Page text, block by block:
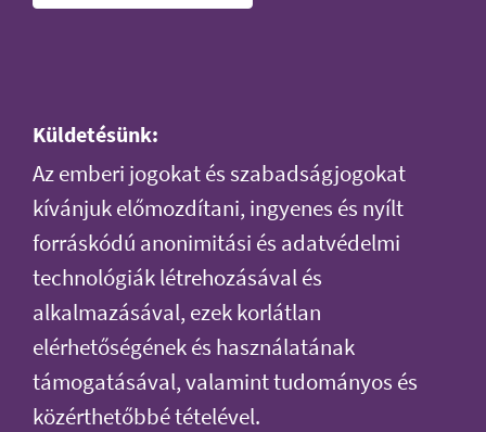
Küldetésünk:
Az emberi jogokat és szabadságjogokat
kívánjuk előmozdítani, ingyenes és nyílt
forráskódú anonimitási és adatvédelmi
technológiák létrehozásával és
alkalmazásával, ezek korlátlan
elérhetőségének és használatának
támogatásával, valamint tudományos és
közérthetőbbé tételével.